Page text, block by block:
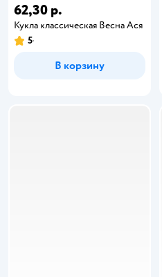
62,30 р.
Кукла классическая Весна Ася
5
В корзину